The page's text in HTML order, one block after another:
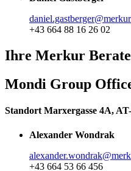
+43 664 88 16 26 02
Ihre Merkur
Mondi Group
Standort Marxergasse 4A,
Alexander Wondrak
+43 664 53 66 456